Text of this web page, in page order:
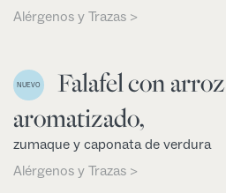
Alérgenos y Trazas >
NUEVO
Falafel con arroz
aromatizado,
zumaque y caponata de verdura
Alérgenos y Trazas >